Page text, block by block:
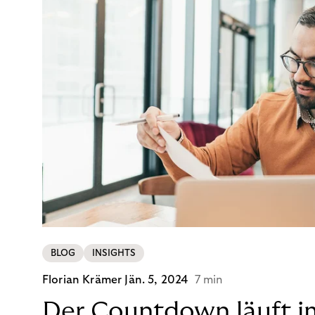
BLOG INSIGHTS
Florian Krämer Jän. 5, 2024 7 min